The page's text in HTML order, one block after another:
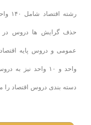
واحد و ۱۰ واحد نیز به دروس اختیاری اختصاص یافته است.
دسته بندی دروس اقتصاد را